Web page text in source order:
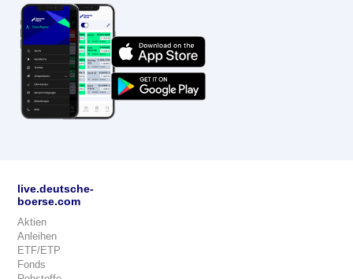
live.deutsche-
boerse.com
Aktien
Anleihen
ETF/ETP
Fonds